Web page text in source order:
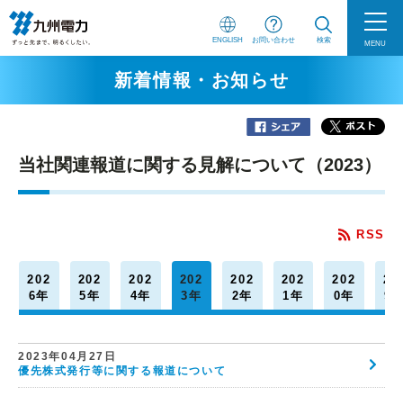
ENGLISH お問い合わせ 検索 MENU
新着情報・お知らせ
当社関連報道に関する見解について（2023）
RSS
202
6年
202
5年
202
4年
202
3年
202
2年
202
1年
202
0年
9
2023年04月27日
優先株式発行等に関する報道について